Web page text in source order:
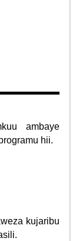
ambaye
hii.
kujaribu